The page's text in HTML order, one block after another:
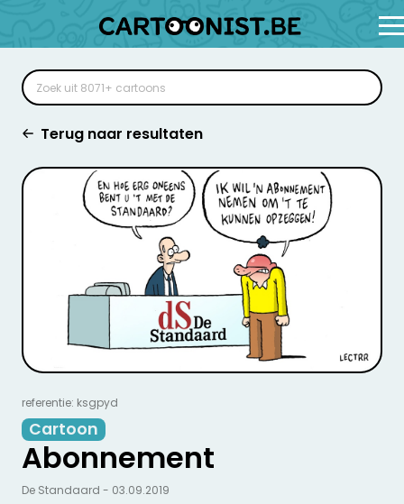
Terug naar resultaten
referentie: ksgpyd
Cartoon
Abonnement
De Standaard - 03.09.2019